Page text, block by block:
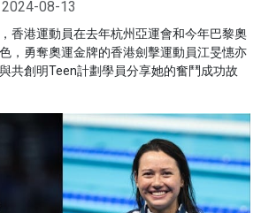
2024-08-13
香港運動員在去年杭州亞運會和今年巴黎奧
，勇奪奧運金牌的香港劍擊運動員江旻憓亦
共創明Teen計劃學員分享她的奮鬥成功故